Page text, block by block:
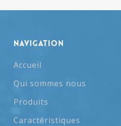
NAVIGATION
Accueil
Qui sommes nous
Produits
Caractéristiques